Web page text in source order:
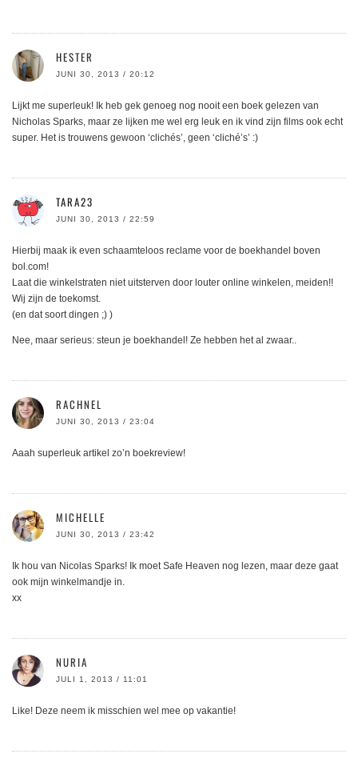
HESTER
JUNI 30, 2013 / 20:12
Lijkt me superleuk! Ik heb gek genoeg nog nooit een boek gelezen van
Nicholas Sparks, maar ze lijken me wel erg leuk en ik vind zijn films ook echt
super. Het is trouwens gewoon ‘clichés’, geen ‘cliché’s’ :)
TARA23
JUNI 30, 2013 / 22:59
Hierbij maak ik even schaamteloos reclame voor de boekhandel boven
bol.com!
Laat die winkelstraten niet uitsterven door louter online winkelen, meiden!!
Wij zijn de toekomst.
(en dat soort dingen ;) )
Nee, maar serieus: steun je boekhandel! Ze hebben het al zwaar..
RACHNEL
JUNI 30, 2013 / 23:04
Aaah superleuk artikel zo’n boekreview!
MICHELLE
JUNI 30, 2013 / 23:42
Ik hou van Nicolas Sparks! Ik moet Safe Heaven nog lezen, maar deze gaat
ook mijn winkelmandje in.
xx
NURIA
JULI 1, 2013 / 11:01
Like! Deze neem ik misschien wel mee op vakantie!